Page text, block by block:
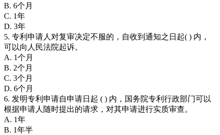
B. 6个月
C. 1年
D. 3年
5. 专利申请人对复审决定不服的，自收到通知之日起( ) 内，
可以向人民法院起诉。
A. 1个月
B. 2个月
C. 3个月
D. 6个月
6. 发明专利申请自申请日起 ( ) 内，国务院专利行政部门可以
根据申请人随时提出的请求，对其申请进行实质审查。
A. 1年
B. 1年半